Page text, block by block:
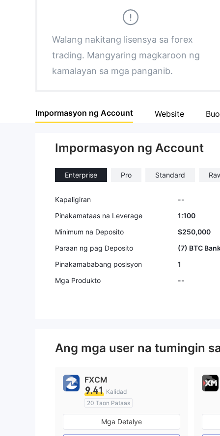
5
6
8
9
7
8
Walang nakitang lisensya sa forex
trading. Mangyaring magkaroon ng
kamalayan sa mga panganib.
Impormasyon ng Account Website
Impormasyon ng Account
Enterprise Pro Standard
Kapaligiran --
Pinakamataas na Leverage
1:100
Minimum na Deposito
$250,000
Paraan ng pag Deposito
(7) BTC
Pinakamababang posisyon
1
Mga Produkto
--
Ang mga user na tumingin
FXCM
9.41 Kalidad
20 Taon Pataas
Kinokontrol sa Australia
Paggawa ng Market (MM)
Mga Detalye